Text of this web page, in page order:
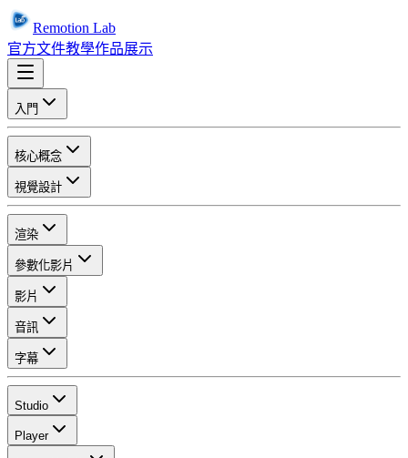
Remotion Lab
官方文件教學作品展示
入門
核心概念
視覺設計
渲染
參數化影片
影片
音訊
字幕
Studio
Player